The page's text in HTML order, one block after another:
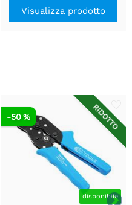
Visualizza prodotto

RIDOTTO
disponibile
-50 %